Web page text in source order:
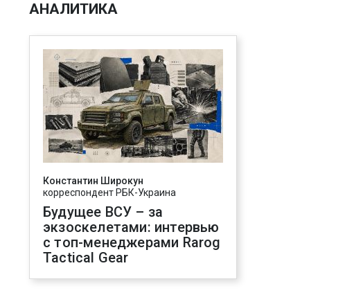
АНАЛИТИКА
Константин Широкун
корреспондент РБК-Украина
Будущее ВСУ – за
экзоскелетами: интервью
с топ-менеджерами Rarog
Tactical Gear